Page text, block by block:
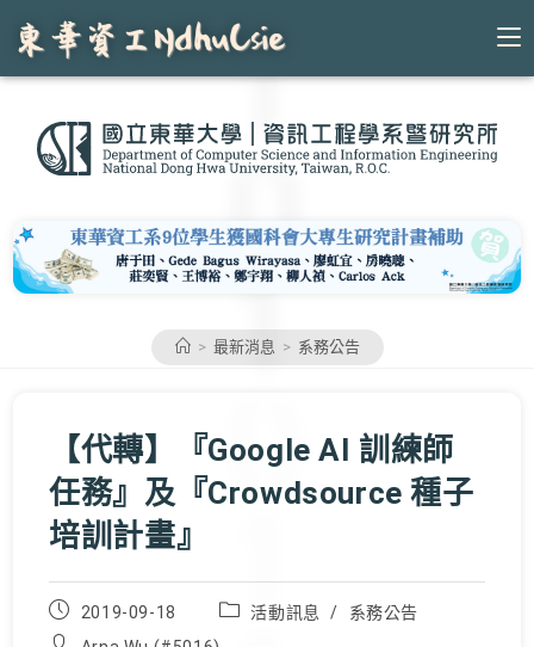
content
> 最新消息 > 系務公告
【代轉】『Google AI 訓練師
任務』及『Crowdsource 種子
培訓計畫』
Post
published:
2019-09-18
Post
活動訊息 /
系務公告